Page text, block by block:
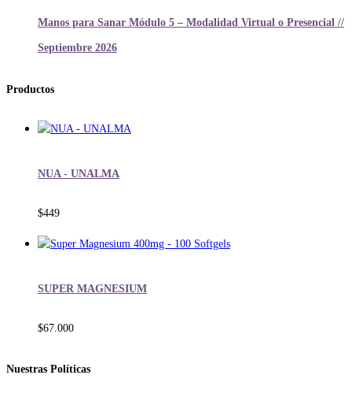
Manos para Sanar Módulo 5 – Modalidad Virtual o Presencial //
Septiembre 2026
Productos
NUA - UNALMA
$449
SUPER MAGNESIUM
$67.000
Nuestras Políticas